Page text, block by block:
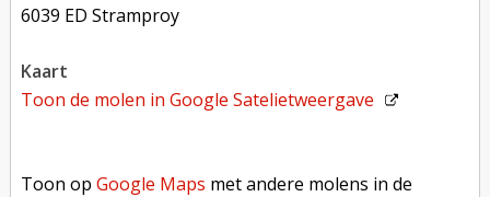
6039 ED Stramproy
kaart
Toon de molen inGoogle Satelietweergave
Toon opGoogle Maps met andere molens in de